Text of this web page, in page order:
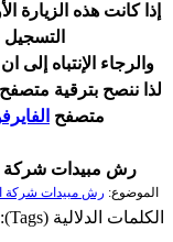
إذا كانت هذه الزيارة
والرجاء الإنتباه إلى
لذا ننصح بترقية متصفح
متصفح
رش مبيدات شركة
الموضوع: رش مبيدات شركة
الكلمات الدلالية (Tags):